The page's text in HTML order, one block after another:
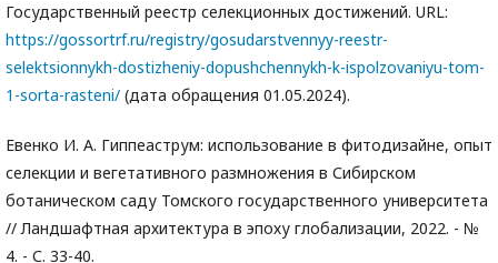
Государственный реестр селекционных достижений. URL:
https://gossortrf.ru/registry/gosudarstvennyy-reestr-
selektsionnykh-dostizheniy-dopushchennykh-k-ispolzovaniyu-tom-
1-sorta-rasteni/ (дата обращения 01.05.2024).
Евенко И. А. Гиппеаструм: использование в фитодизайне, опыт
селекции и вегетативного размножения в Сибирском
ботаническом саду Томского государственного университета
// Ландшафтная архитектура в эпоху глобализации, 2022. - №
4. - С. 33-40.